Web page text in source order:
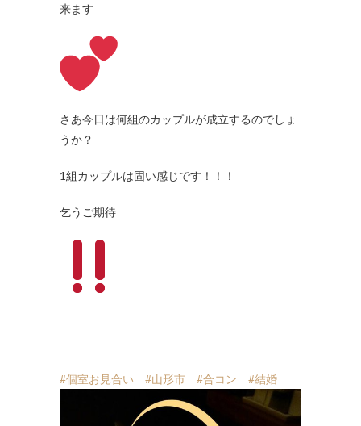
来ます
さあ今日は何組のカップルが成立するのでしょ
うか？
1組カップルは固い感じです！！！
乞うご期待
#個室お見合い #山形市 #合コン #結婚